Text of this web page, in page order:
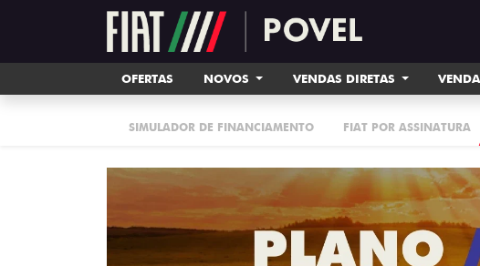
OFERTAS NOVOS VENDAS DIRETAS
SIMULADOR DE FINANCIAMENTO FIAT POR ASSINATURA